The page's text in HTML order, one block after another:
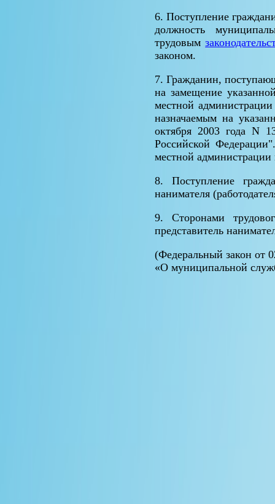
6. Поступление
должность
трудовым
законом.
7. Гражданин,
на замещение
местной
назначаемым на
октября 2003 года N
Российской
местной администрации
8. Поступление
нанимателя
9. Сторонами
представитель
(Федеральный закон от
«О муниципальной